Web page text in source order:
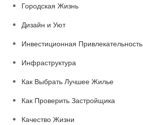
Городская Жизнь
Дизайн и Уют
Инвестиционная Привлекательность
Инфраструктура
Как Выбрать Лучшее Жилье
Как Проверить Застройщика
Качество Жизни